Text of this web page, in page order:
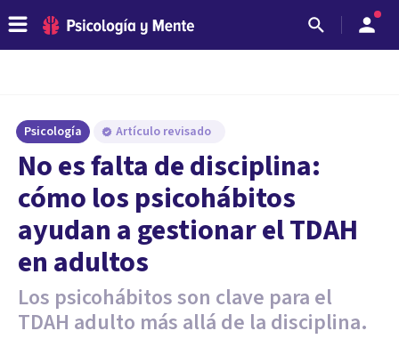
Psicología Artículo revisado
No es falta de disciplina:
cómo los psicohábitos
ayudan a gestionar el TDAH
en adultos
Los psicohábitos son clave para el
TDAH adulto más allá de la disciplina.